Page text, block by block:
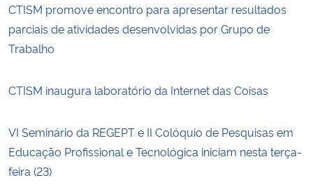
CTISM promove encontro para apresentar resultados
parciais de atividades desenvolvidas por Grupo de
Trabalho
CTISM inaugura laboratório da Internet das Coisas
VI Seminário da REGEPT e II Colóquio de Pesquisas em
Educação Profissional e Tecnológica iniciam nesta terça-
feira (23)